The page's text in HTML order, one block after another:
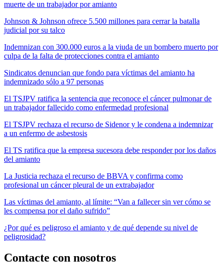
muerte de un trabajador por amianto
Johnson & Johnson ofrece 5.500 millones para cerrar la batalla
judicial por su talco
Indemnizan con 300.000 euros a la viuda de un bombero muerto por
culpa de la falta de protecciones contra el amianto
Sindicatos denuncian que fondo para víctimas del amianto ha
indemnizado sólo a 97 personas
El TSJPV ratifica la sentencia que reconoce el cáncer pulmonar de
un trabajador fallecido como enfermedad profesional
El TSJPV rechaza el recurso de Sidenor y le condena a indemnizar
a un enfermo de asbestosis
El TS ratifica que la empresa sucesora debe responder por los daños
del amianto
La Justicia rechaza el recurso de BBVA y confirma como
profesional un cáncer pleural de un extrabajador
Las víctimas del amianto, al límite: “Van a fallecer sin ver cómo se
les compensa por el daño sufrido”
¿Por qué es peligroso el amianto y de qué depende su nivel de
peligrosidad?
Contacte con nosotros